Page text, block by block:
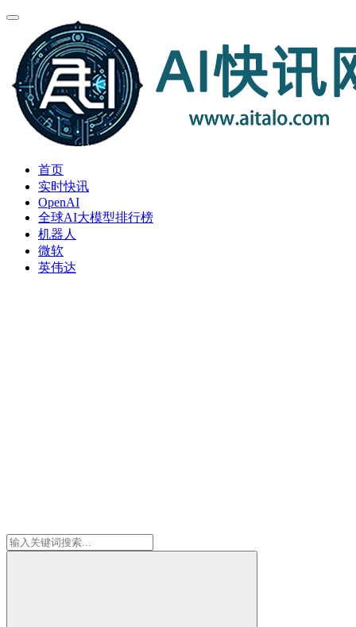
首页
实时快讯
OpenAI
全球AI大模型排行榜
机器人
微软
英伟达